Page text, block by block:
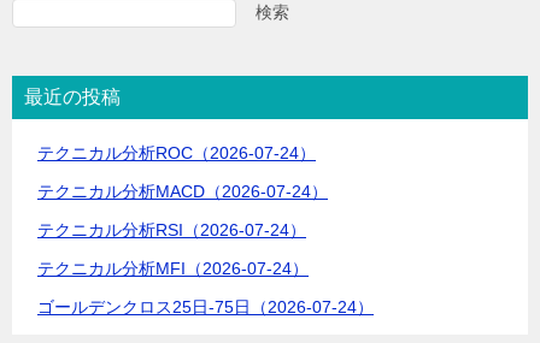
シ
ョ
検索
最近の投稿
テクニカル分析ROC（2026-07-24）
テクニカル分析MACD（2026-07-24）
テクニカル分析RSI（2026-07-24）
テクニカル分析MFI（2026-07-24）
ゴールデンクロス25日-75日（2026-07-24）